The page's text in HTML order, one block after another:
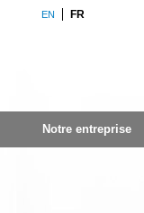
EN FR
Notre entreprise